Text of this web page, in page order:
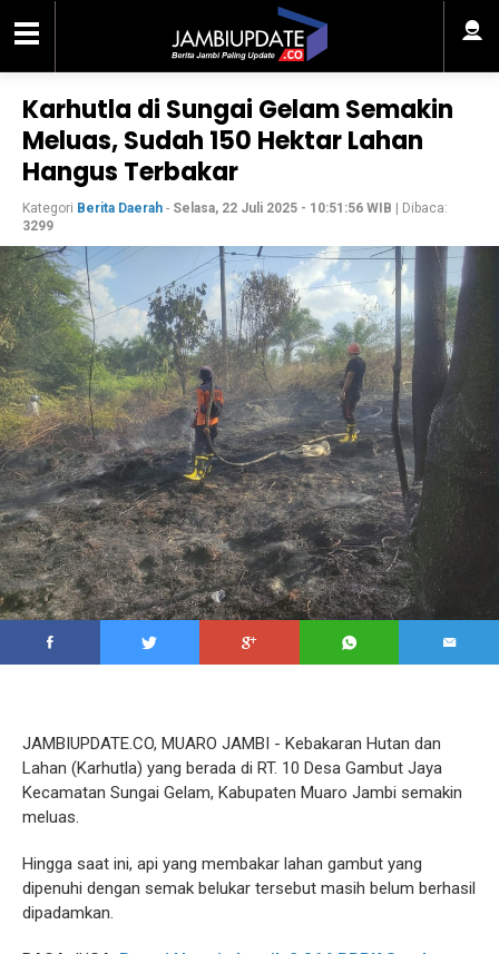
Karhutla di Sungai Gelam Semakin
Meluas, Sudah 150 Hektar Lahan
Hangus Terbakar
Kategori Berita Daerah - Selasa, 22 Juli 2025 - 10:51:56 WIB | Dibaca:
3299
JAMBIUPDATE.CO, MUARO JAMBI - Kebakaran Hutan dan
Lahan (Karhutla) yang berada di RT. 10 Desa Gambut Jaya
Kecamatan Sungai Gelam, Kabupaten Muaro Jambi semakin
meluas.
Hingga saat ini, api yang membakar lahan gambut yang
dipenuhi dengan semak belukar tersebut masih belum berhasil
dipadamkan.